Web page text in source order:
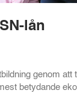
lån
genom att
betydande